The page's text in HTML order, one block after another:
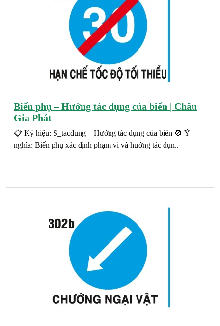
Biển phụ – Hướng tác dụng của biển | Châu
Gia Phát
📋 Ký hiệu: S_tacdung – Hướng tác dụng của biển 🚫 Ý
nghĩa: Biển phụ xác định phạm vi và hướng tác dụn..